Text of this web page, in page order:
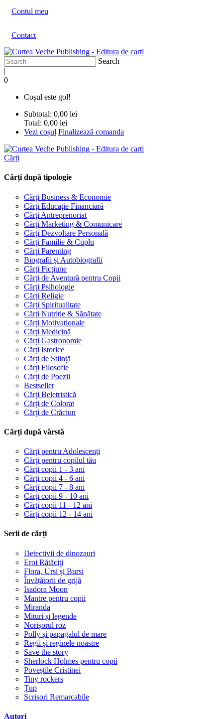
Contul meu
Contact
Search
|
0
Coșul este gol!
Subtotal: 0,00 lei
Total: 0,00 lei
Vezi coșul Finalizează comanda
Cărți
Cărți după tipologie
Cărți Business & Economie
Cărți Educație Financiară
Cărți Antreprenoriat
Cărți Marketing & Comunicare
Cărți Dezvoltare Personală
Cărți Familie & Cuplu
Cărți Parenting
Biografii și Autobiografii
Cărți Ficțiune
Cărți de Aventură pentru Copii
Cărți Psihologie
Cărți Religie
Cărți Spiritualitate
Cărți Nutriție & Sănătate
Cărți Motivaționale
Cărți Medicină
Cărți Gastronomie
Cărți Istorice
Cărți de Știință
Cărți Filosofie
Cărți de Poezii
Bestseller
Cărți Beletristică
Cărți de Colorat
Cărți de Crăciun
Cărți după vârstă
Cărți pentru Adolescenți
Cărți pentru copilul tău
Cărți copii 1 - 3 ani
Cărți copii 4 - 6 ani
Cărți copii 7 - 8 ani
Cărți copii 9 - 10 ani
Cărți copii 11 - 12 ani
Cărți copii 12 - 14 ani
Serii de cărți
Detectivii de dinozauri
Eroi Rătăciți
Flora, Ursi și Bursi
Învățătorii de grijă
Isadora Moon
Mantre pentru copii
Miranda
Mituri și legende
Norișorul roz
Polly și papagalul de mare
Regii și reginele noastre
Save the story
Sherlock Holmes pentru copii
Poveștile Cristinei
Tiny rockers
Țup
Scrisori Remarcabile
Autori